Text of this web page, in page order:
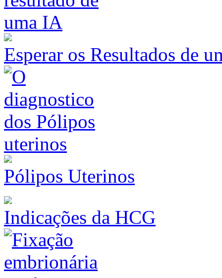
Esperar os Resultados de
Pólipos Uterinos
Indicações da HCG